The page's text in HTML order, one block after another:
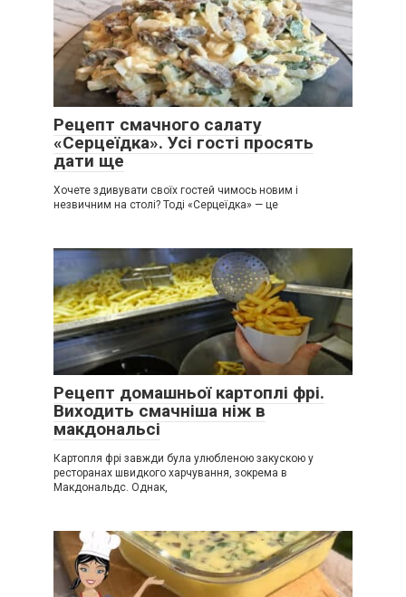
Рецепт смачного салату
«Серцеїдка». Усі гості просять
дати ще
Хочете здивувати своїх гостей чимось новим і
незвичним на столі? Тоді «Серцеїдка» — це
Рецепт домашньої картоплі фрі.
Виходить смачніша ніж в
макдональсі
Картопля фрі завжди була улюбленою закускою у
ресторанах швидкого харчування, зокрема в
Макдональдс. Однак,